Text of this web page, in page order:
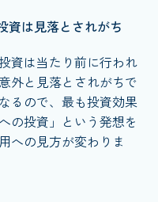
資は見落とされがち
資は当たり前に行われ
外と見落とされがちで
るので、最も投資効果
の投資」という発想を
への見方が変わりま